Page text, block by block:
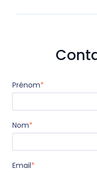
Prénom*
Nom*
Email*